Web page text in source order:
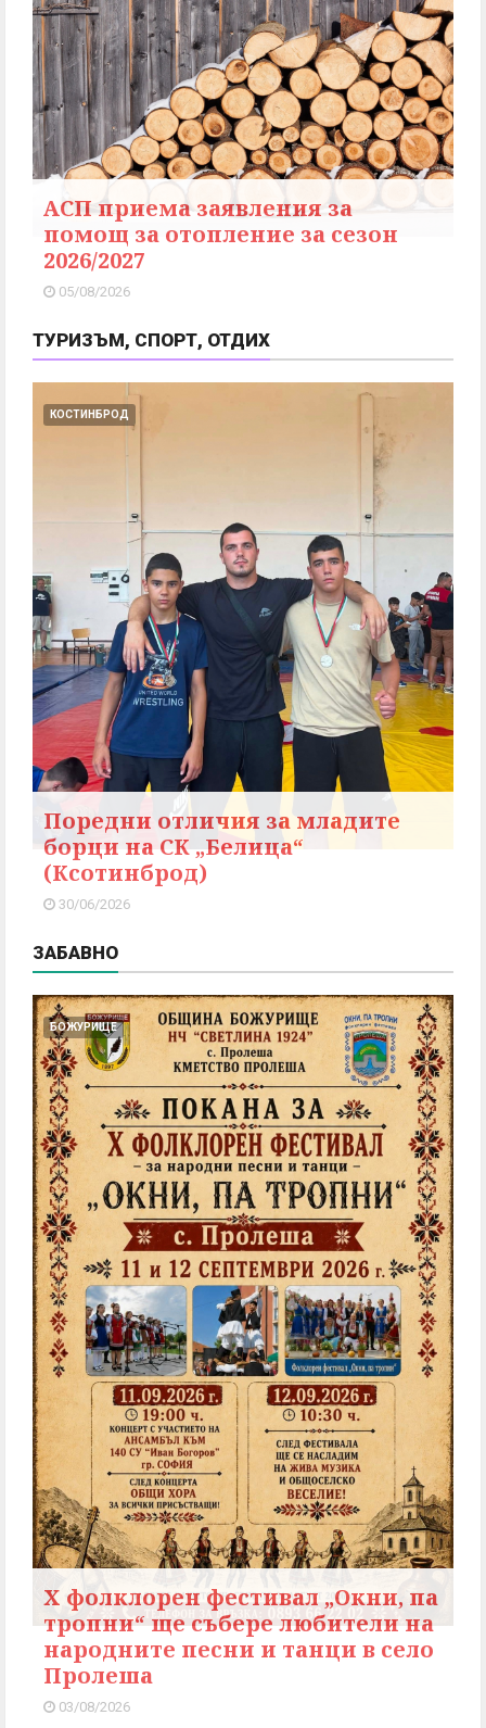
АСП приема заявления за
помощ за отопление за сезон
2026/2027
05/08/2026
ТУРИЗЪМ, СПОРТ, ОТДИХ
КОСТИНБРОД
Поредни отличия за младите
борци на СК „Белица“
(Ксотинброд)
30/06/2026
ЗАБАВНО
БОЖУРИЩЕ
X фолклорен фестивал „Окни, па
тропни“ ще събере любители на
народните песни и танци в село
Пролеша
03/08/2026